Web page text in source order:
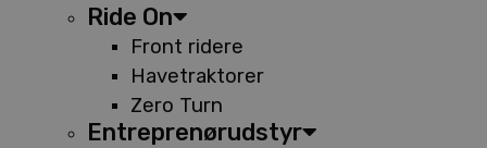
Ride On
Front ridere
Havetraktorer
Zero Turn
Entreprenørudstyr